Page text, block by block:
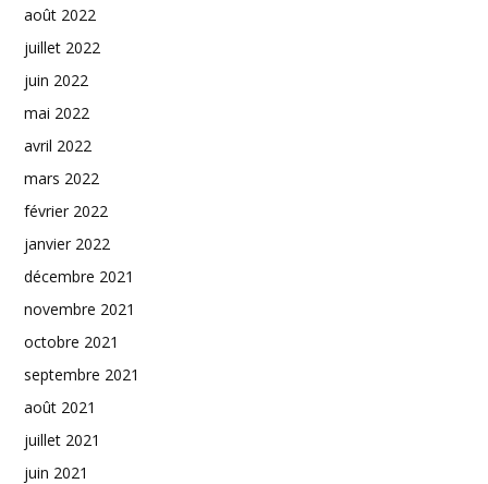
août 2022
juillet 2022
juin 2022
mai 2022
avril 2022
mars 2022
février 2022
janvier 2022
décembre 2021
novembre 2021
octobre 2021
septembre 2021
août 2021
juillet 2021
juin 2021